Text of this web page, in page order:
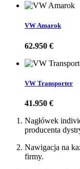
VW Amarok
62.950 €
VW Transporter
41.950 €
Nagłówek
producenta
Nawigacja na
firmy.